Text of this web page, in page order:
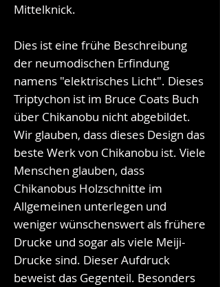
Mittelknick.
Dies ist eine frühe Beschreibung
der neumodischen Erfindung
namens "elektrisches Licht". Dieses
Triptychon ist im Bruce Coats Buch
über Chikanobu nicht abgebildet.
Wir glauben, dass dieses Design das
beste Werk von Chikanobu ist. Viele
Menschen glauben, dass
Chikanobus Holzschnitte im
Allgemeinen unterlegen und
weniger wünschenswert als frühere
Drucke und sogar als viele Meiji-
Drucke sind. Dieser Aufdruck
beweist das Gegenteil. Besonders